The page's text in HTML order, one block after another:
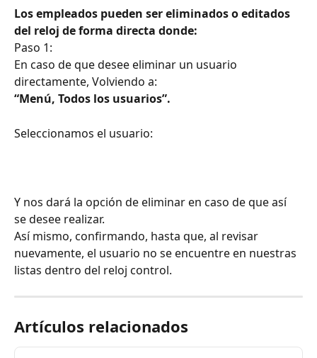
Los empleados pueden ser eliminados o editados
del reloj de forma directa donde:
Paso 1:
En caso de que desee eliminar un usuario
directamente, Volviendo a:
“Menú, Todos los usuarios”.
Seleccionamos el usuario:
Y nos dará la opción de eliminar en caso de que así
se desee realizar.
Así mismo, confirmando, hasta que, al revisar
nuevamente, el usuario no se encuentre en nuestras
listas dentro del reloj control.
Artículos relacionados